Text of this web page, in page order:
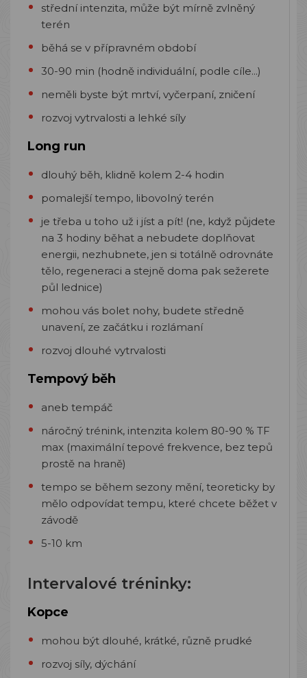
střední intenzita, může být mírně zvlněný
terén
běhá se v přípravném období
30-90 min (hodně individuální, podle cíle...)
neměli byste být mrtví, vyčerpaní, zničení
rozvoj vytrvalosti a lehké síly
Long run
dlouhý běh, klidně kolem 2-4 hodin
pomalejší tempo, libovolný terén
je třeba u toho už i jíst a pít! (ne, když půjdete
na 3 hodiny běhat a nebudete doplňovat
energii, nezhubnete, jen si totálně odrovnáte
tělo, regeneraci a stejně doma pak sežerete
půl lednice)
mohou vás bolet nohy, budete středně
unavení, ze začátku i rozlámaní
rozvoj dlouhé vytrvalosti
Tempový běh
aneb tempáč
náročný trénink, intenzita kolem 80-90 % TF
max (maximální tepové frekvence, bez tepů
prostě na hraně)
tempo se během sezony mění, teoreticky by
mělo odpovídat tempu, které chcete běžet v
závodě
5-10 km
Intervalové tréninky:
Kopce
mohou být dlouhé, krátké, různě prudké
rozvoj síly, dýchání